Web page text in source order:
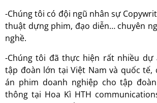
-Chúng tôi có đội ngũ nhân sự
thuật dựng phim, đạo diễn… chuyên
nghề.
-Chúng tôi đã thực hiện rất nhiều dự
tập đoàn lớn tại Việt Nam và quốc tế,
án phim doanh nghiệp cho tập
thông tại Hoa Kì HTH